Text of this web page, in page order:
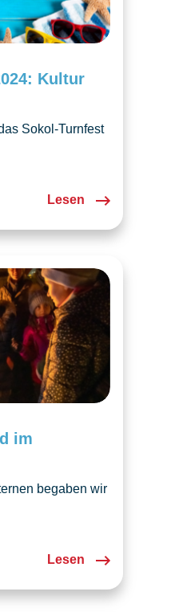
Kultur
Sokol-Turnfest
Lesen
im
begaben wir
Lesen